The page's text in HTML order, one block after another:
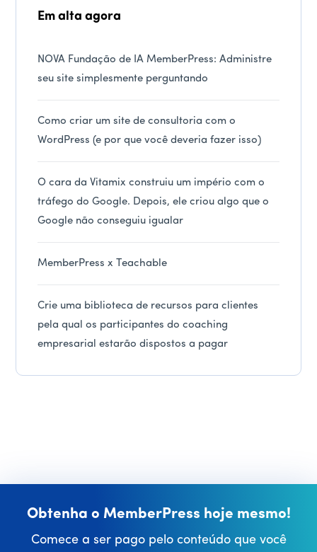
Em alta agora
NOVA Fundação de IA MemberPress: Administre
seu site simplesmente perguntando
Como criar um site de consultoria com o
WordPress (e por que você deveria fazer isso)
O cara da Vitamix construiu um império com o
tráfego do Google. Depois, ele criou algo que o
Google não conseguiu igualar
MemberPress x Teachable
Crie uma biblioteca de recursos para clientes
pela qual os participantes do coaching
empresarial estarão dispostos a pagar
Obtenha o MemberPress hoje mesmo!
Comece a ser pago pelo conteúdo que você